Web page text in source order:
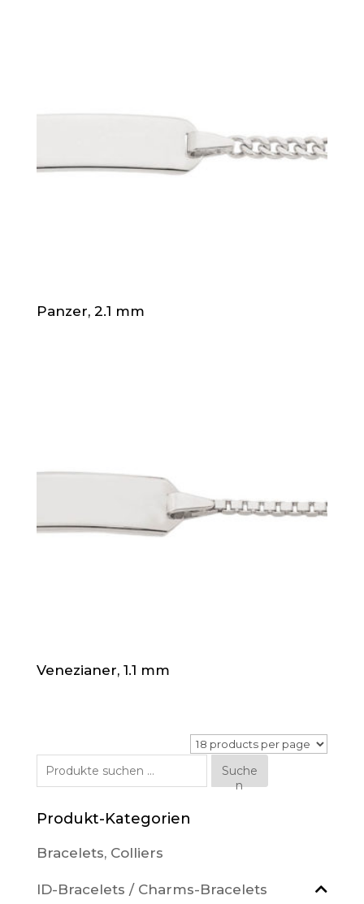
Panzer, 2.1 mm
Venezianer, 1.1 mm
Suche
nach:
Suche
n
Produkt-Kategorien
Bracelets, Colliers
ID-Bracelets / Charms-Bracelets